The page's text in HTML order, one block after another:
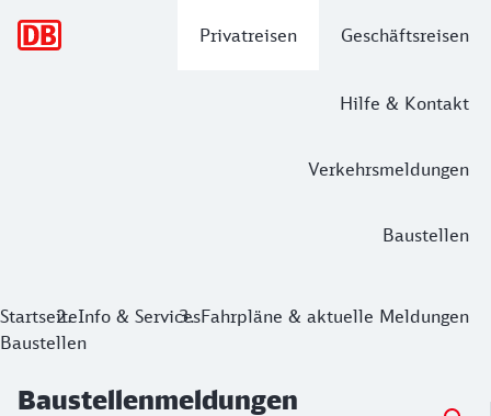
Privatreisen Geschäftsreisen
Hilfe & Kontakt
Verkehrsmeldungen
Baustellen
Baustellenmeldungen
Auf unserer Übersicht können Sie sich schnell über die
StartseiteInfo & ServicesFahrpläne & aktuelle Meldungen
Baustellen
Baustellenmeldungen